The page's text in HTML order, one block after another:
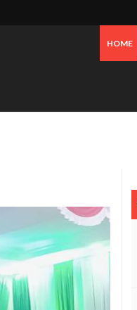
HOME
Jalan Cenderawasih Timika